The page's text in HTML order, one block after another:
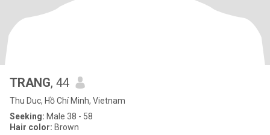
TRANG, 44
Thu Duc, Hồ Chí Minh, Vietnam
Seeking: Male 38 - 58
Hair color: Brown